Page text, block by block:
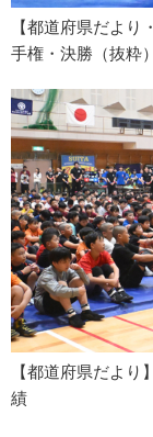
【都道府県だよ
手権・決勝（抜粋）
【都道府県だよ
績